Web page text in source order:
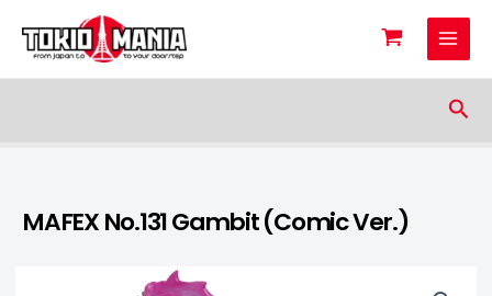
Skip to content
MAFEX No.131 Gambit (Comic Ver.)